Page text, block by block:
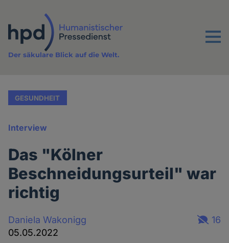
Inhalt
Menu
Der säkulare Blick auf die Welt.
GESUNDHEIT
Interview
Das "Kölner
Beschneidungsurteil" war
richtig
Daniela Wakonigg
05.05.2022
16